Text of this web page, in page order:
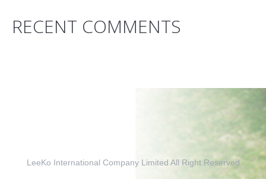
RECENT COMMENTS
LeeKo International Company Limited All Right Reserved